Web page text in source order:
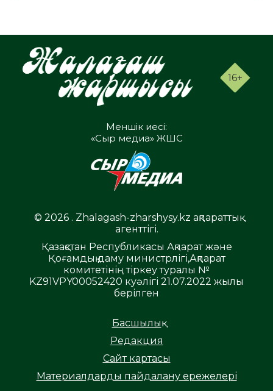
16+
Меншік иесі:
«Сыр медиа» ЖШС
© 2026 . Zhalagash-zharshysy.kz ақпараттық
агенттігі.
Қазақстан Республикасы Ақпарат және
Қоғамдық даму министрлігі,Ақпарат
комитетінің тіркеу туралы №
KZ91VPY00052420 куәлігі 21.07.2022 жылы
берілген
Басшылық
Редакция
Сайт картасы
Материалдарды пайдалану ережелері